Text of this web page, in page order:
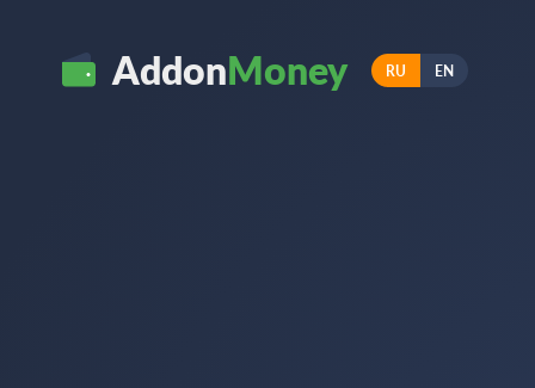
AddonMoney RU EN